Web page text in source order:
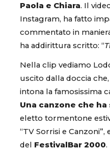
Paola e Chiara. Il
Instagram, ha fatto
commentato in
ha addirittura scritto: “
Nella clip vediamo
uscito dalla doccia
intona la famosissima
Una canzone che ha
eletto tormentone
“TV Sorrisi e
del FestivalBar 2000.